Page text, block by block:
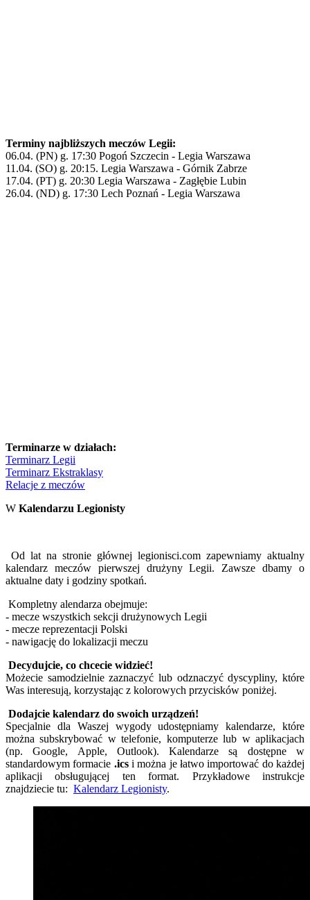
Terminy najbliższych meczów Legii:
06.04. (PN) g. 17:30 Pogoń Szczecin - Legia Warszawa
11.04. (SO) g. 20:15. Legia Warszawa - Górnik Zabrze
17.04. (PT) g. 20:30 Legia Warszawa - Zagłębie Lubin
26.04. (ND) g. 17:30 Lech Poznań - Legia Warszawa
Terminarze w działach:
Terminarz Legii
Terminarz Ekstraklasy
Relacje z meczów
W Kalendarzu Legionisty
Od lat na stronie głównej legionisci.com zapewniamy aktualny
kalendarz meczów pierwszej drużyny Legii. Zawsze dbamy o
aktualne daty i godziny spotkań.
Kompletny alendarza obejmuje:
- mecze wszystkich sekcji drużynowych Legii
- mecze reprezentacji Polski
- nawigację do lokalizacji meczu
Decydujcie, co chcecie widzieć!
Możecie samodzielnie zaznaczyć lub odznaczyć dyscypliny, które
Was interesują, korzystając z kolorowych przycisków poniżej.
Dodajcie kalendarz do swoich urządzeń!
Specjalnie dla Waszej wygody udostępniamy kalendarze, które
można subskrybować w telefonie, komputerze lub w aplikacjach
(np. Google, Apple, Outlook). Kalendarze są dostępne w
standardowym formacie .icsi można je łatwo importować do każdej
aplikacji obsługującej ten format. Przykładowe instrukcje
znajdziecie tu: Kalendarz Legionisty.